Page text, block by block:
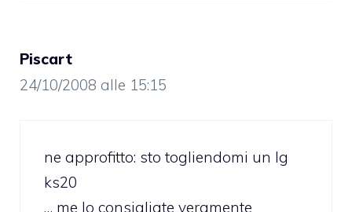
Piscart
24/10/2008 alle 15:15
ne approfitto: sto togliendomi un lg
ks20
… me lo consigliate veramente